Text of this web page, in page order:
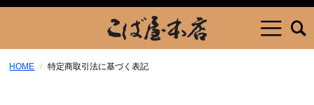
HOME 特定商取引法に基づく表記